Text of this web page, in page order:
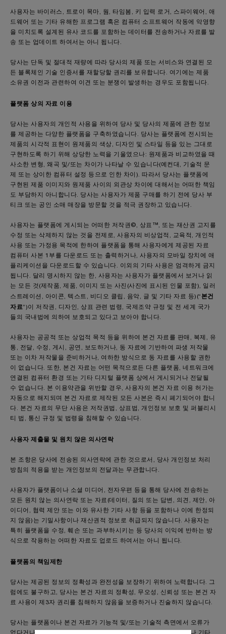
사용자는 바이러스, 트로이 목마, 웜, 타임봄, 키 입력 로거, 스파이웨어, 애
드웨어 또는 기타 유해한 프로그램 혹은 컴퓨터 소프트웨어 작동에 악영향
을 미치도록 설계된 유사 코드를 포함하는 데이터를 전송하거나 자료를 발
송 또는 업데이트 하여서는 아니 됩니다.
당사는 단독 및 절대적 재량에 따라 당사의 제품 또는 서비스와 연결된 모
든 블록체인 기술 인증서를 재할당할 권리를 보유합니다. 여기에는 제품
소유권 이전과 관련하여 이견 또는 분쟁이 발생하는 경우도 포함됩니다.
플랫폼 상의 자료 이용
당사는 사용자의 개인적 사용을 위하여 당사 및 당사의 제품에 관한 정보
를 제공하는 다양한 플랫폼을 구축하였습니다. 당사는 플랫폼에 전시되는
제품의 시각적 표현이 원제품의 색상, 디자인 및 스타일 등을 있는 그대로
구현하도록 하기 위해 상당한 노력을 기울였으나: 원제품과 비교하였을 때
사소한 변형, 왜곡 및/또는 차이가 나타날 수 있습니다(예컨대, 기술적 문
제 또는 상이한 컴퓨터 설정 등으로 인한 차이). 따라서 당사는 플랫폼에
구현된 제품 이미지와 원제품 사이의 외관상 차이에 대해서는 어떠한 책임
도 부담하지 아니합니다. 당사는 사용자가 제품 구매를 하기 전에 당사 부
티크 또는 공인 소매 매장을 방문할 것을 적극 권장하고 있습니다.
사용자는 플랫폼에 게시되는 어떠한 저작권©, 상표™, 또는 재산권 고지를
수정 또는 삭제하지 않는 것을 전제로, 사용자의 비상업적, 교육적, 개인적
사용 또는 가정용 목적에 한하여 플랫폼을 통해 사용자에게 제공된 자료
컴퓨터 사본 1부를 다운로드 또는 출력하거나, 사용자의 모바일 장치에 애
플리케이션을 다운로드할 수 있습니다. 이외의 기타 사용은 엄격하게 금지
됩니다. 달리 명시하지 않는 한, 사용자는 사용자가 플랫폼에서 보거나 읽
는 모든 것(제작품, 제품, 이미지 또는 사진(사진에 표시된 인물 포함), 일러
스트레이션, 아이콘, 텍스트, 비디오 클립, 음악, 글 및 기타 자료 등)(“ 본건
자료”)이 저작권, 디자인, 상표 관련 법령, 국제조약 규정 및 전 세계 국가
들의 국내법에 의하여 보호되고 있다고 보아야 합니다.
사용자는 공공적 또는 상업적 목적 등을 위하여 본건 자료를 판매, 복제, 유
통, 전달, 수정, 게시, 공연, 보도하거나, 동 자료에 기반하여 파생 저작물
또는 이차 저작물을 준비하거나, 여하한 방식으로 동 자료를 사용할 권한
이 없습니다. 또한, 본건 자료는 어떤 목적으로든 다른 플랫폼, 네트워크에
연결된 컴퓨터 환경 또는 기타 디지털 플랫폼 상에서 게시되거나 전달될
수 없습니다. 본 이용약관을 위반할 경우, 사용자의 본건 자료 이용 허가는
자동으로 해지되며 본건 자료로 제작된 모든 사본은 즉시 폐기되어야 합니
다. 본건 자료의 무단 사용은 저작권법, 상표법, 개인정보 보호 및 퍼블리시
티 법, 통신 규정 및 법령을 침해할 수 있습니다.
사용자 제출물 및 원치 않은 의사연락
본 조항은 당사에 전송된 의사연락에 관한 것으로서, 당사 개인정보 처리
방침의 적용을 받는 개인정보의 전달과는 무관합니다.
사용자가 플랫폼이나 소셜 미디어, 전자우편 등을 통해 당사에 전송하는
모든 원치 않는 의사연락 또는 자료(데이터, 질의 또는 답변, 의견, 제안, 아
이디어, 협력 제안 또는 이와 유사한 기타 사항 등을 포함하나 이에 한정되
지 않음)는 기밀사항이나 재산권적 정보로 취급되지 않습니다. 사용자는
특히 플랫폼을 수정, 훼손 또는 과부하시키는 등 당사의 이익에 반하는 방
식으로 작용하는 어떠한 자료도 업로드 하여서는 아니 됩니다.
플랫폼의 책임제한
당사는 제공된 정보의 정확성과 완전성을 보장하기 위하여 노력합니다. 그
럼에도 불구하고, 당사는 본건 자료의 정확성, 무오성, 신뢰성 또는 본건 자
료 사용이 제3자 권리를 침해하지 않음을 보증하거나 진술하지 않습니다.
당사는 플랫폼이나 본건 자료가 기능적 및/또는 기술적 측면에서 오류가
없다거나 플랫폼, 본건 자료 또는 이를 제공하는 서버에 바이러스나 기타